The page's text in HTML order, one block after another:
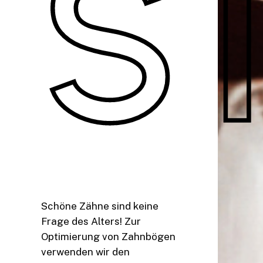
Schöne Zähne sind keine
Frage des Alters! Zur
Optimierung von Zahnbögen
verwenden wir den